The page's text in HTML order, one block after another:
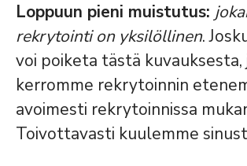
Loppuun pieni muistutus:
rekrytointi on yksilöllinen.
voi poiketa tästä kuvauksesta,
kerromme rekrytoinnin
avoimesti rekrytoinnissa
Toivottavasti kuulemme